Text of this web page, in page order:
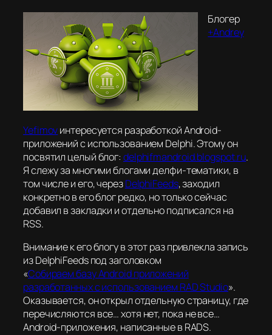
Блогер
+Andrey
Yefimovинтересуется разработкой Android-
приложений с использованием Delphi. Этому он
посвятил целый блог: delphifmandroid.blogspot.ru.
Я слежу за многими блогами делфи-тематики, в
том числе и его, черезDelphiFeeds, заходил
конкретно в его блог редко, но только сейчас
добавил в закладки и отдельно подписался на
RSS.
Внимание к его блогу в этот раз привлекла запись
из DelphiFeeds под заголовком
«Собираем базу Android приложений
разработанных с использованием RAD Studio».
Оказывается, он открыл отдельную страницу, где
перечисляются все… хотя нет, пока не все…
Android-приложения, написанные в RADS.